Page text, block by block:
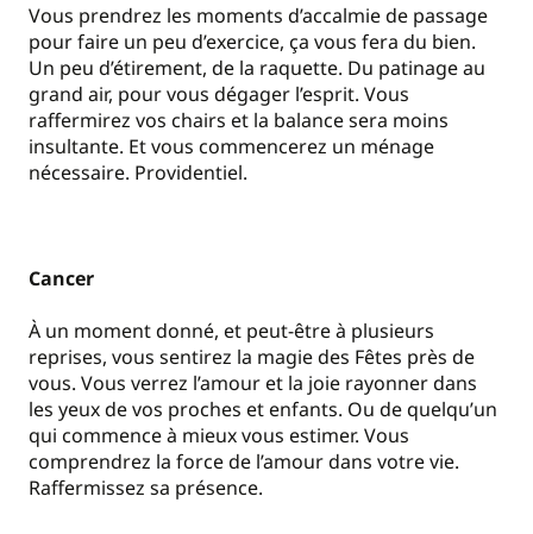
Vous prendrez les moments d’accalmie de passage
pour faire un peu d’exercice, ça vous fera du bien.
Un peu d’étirement, de la raquette. Du patinage au
grand air, pour vous dégager l’esprit. Vous
raffermirez vos chairs et la balance sera moins
insultante. Et vous commencerez un ménage
nécessaire. Providentiel.
Cancer
À un moment donné, et peut-être à plusieurs
reprises, vous sentirez la magie des Fêtes près de
vous. Vous verrez l’amour et la joie rayonner dans
les yeux de vos proches et enfants. Ou de quelqu’un
qui commence à mieux vous estimer. Vous
comprendrez la force de l’amour dans votre vie.
Raffermissez sa présence.